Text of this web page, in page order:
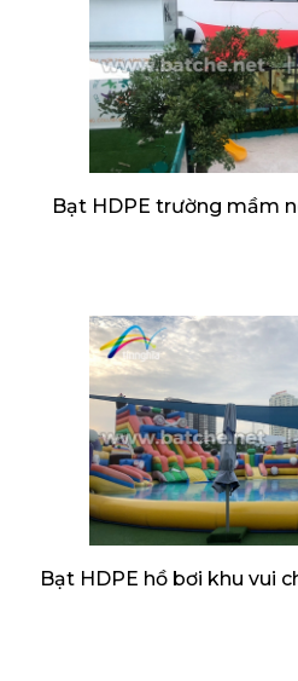
Bạt HDPE trường mầm
Bạt HDPE hồ bơi khu vui